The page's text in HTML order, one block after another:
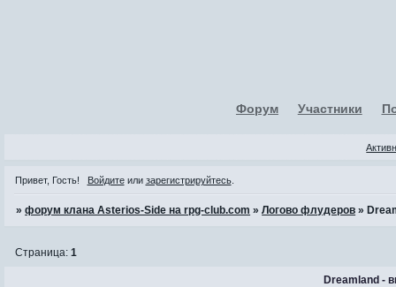
Форум Участники
Привет, Гость! Войдитеили зарегистрируйтесь.
»форум клана Asterios-Side на rpg-club.com »Логово флудеров »
Dreamland -
Страница:1